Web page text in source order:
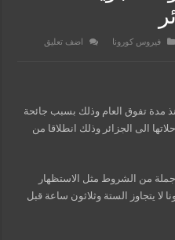
فيروس كورونا
اضف تعليق
مدة تفوق العام وذلك بسبب جائحة
الى الجزائر وذلك انطلاقا من
جملة من الشروط مثل الاستظهار
يتجاوز الستة وثلاثون ساعة قبل